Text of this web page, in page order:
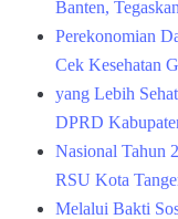
Banten,
Perekonomian
Cek Kesehatan
yang Lebih Sehat
DPRD
Nasional Tahun
RSU Kota
Melalui Bakti